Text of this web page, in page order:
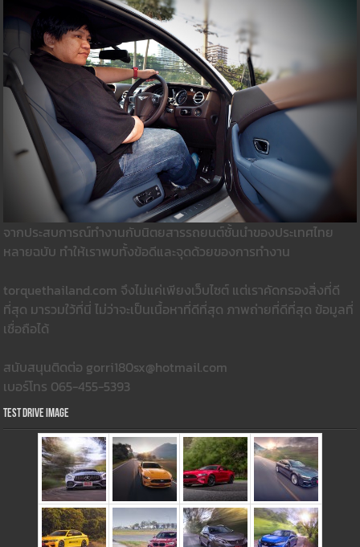
จากประสบการณ์ทำงานกับนิตยสารรถยนต์ชั้นนำของประเทศไทย
หลายฉบับ ทำให้เราพบทั้งข้อดีและจุดด้วยของการทำงาน
torquethailand.com จึงไม่แค่เพียงเว็บไซต์ แต่เราคัดกรองสิ่งที่ดี
ที่สุด มารวมใว้ที่นี่ ไม่ว่าจะเป็นเนื้อหาที่ดีที่สุด ภาพถ่ายที่ดีที่สุด ข้อมูลที่
เชื่อถือได้
สนับสนุนติดต่อ gorri180sx@hotmail.com
เบอร์โทร 065-455-5393
Test Drive Image